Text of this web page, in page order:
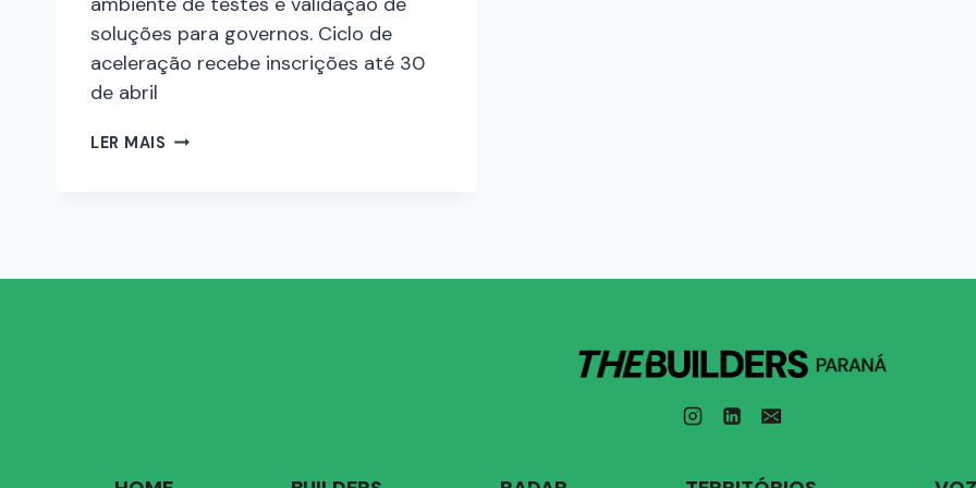
soluções para governos. Ciclo de
aceleração recebe inscrições até 30
de abril
LER MAIS